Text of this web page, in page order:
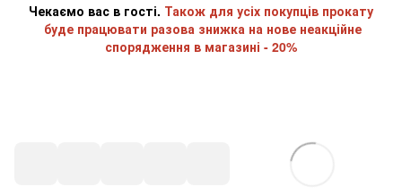
Чекаємо вас в гості. Також для усіх покупців прокату
буде працювати разова знижка на нове неакційне
спорядження в магазині - 20%